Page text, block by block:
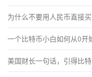
为什么不要用人民币直接
一个比特币小白如何从0开
美国财长一句话，引得比